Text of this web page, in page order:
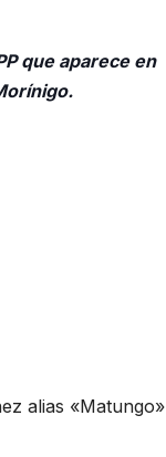
que aparece en
alias «Matungo»